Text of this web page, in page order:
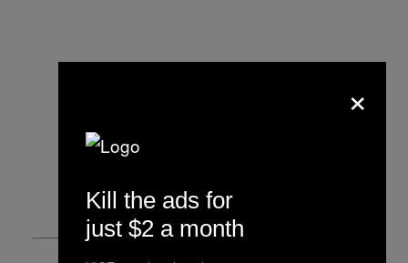
×
Kill the ads for
just $2 a month